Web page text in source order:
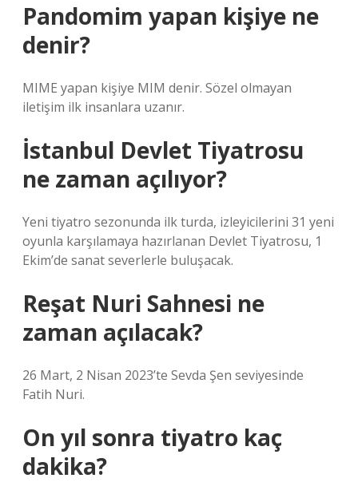
Pandomim yapan kişiye ne
denir?
MIME yapan kişiye MIM denir. Sözel olmayan
iletişim ilk insanlara uzanır.
İstanbul Devlet Tiyatrosu
ne zaman açılıyor?
Yeni tiyatro sezonunda ilk turda, izleyicilerini 31 yeni
oyunla karşılamaya hazırlanan Devlet Tiyatrosu, 1
Ekim’de sanat severlerle buluşacak.
Reşat Nuri Sahnesi ne
zaman açılacak?
26 Mart, 2 Nisan 2023’te Sevda Şen seviyesinde
Fatih Nuri.
On yıl sonra tiyatro kaç
dakika?